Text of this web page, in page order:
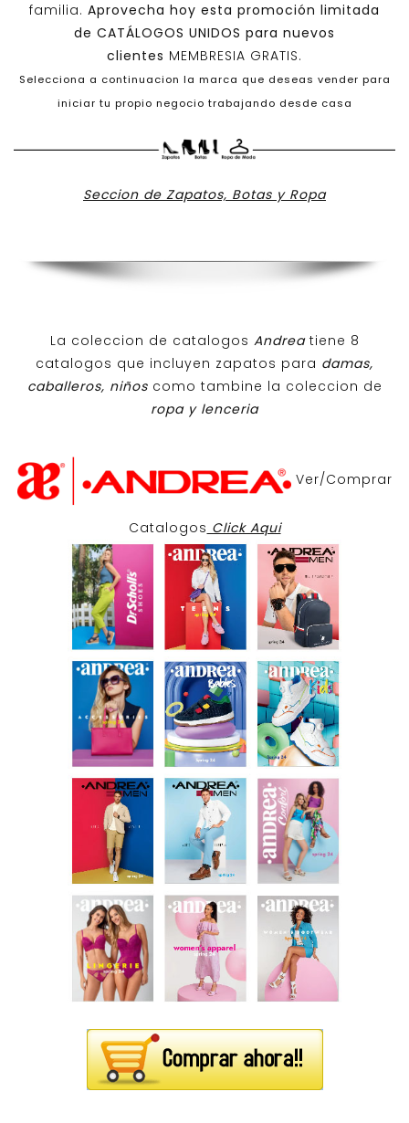
familia. Aprovecha hoy esta promoción limitada
de CATÁLOGOS UNIDOS para nuevos
clientes MEMBRESIA GRATIS.
Selecciona a continuacion la marca que deseas vender para
iniciar tu propio negocio trabajando desde casa
Seccion de Zapatos, Botas y Ropa
La coleccion de catalogos Andreatiene 8
catalogos que incluyen zapatos para damas,
caballeros, niños como tambine la coleccion de
ropa y lenceria
Ver/Comprar
Catalogos Click Aqui